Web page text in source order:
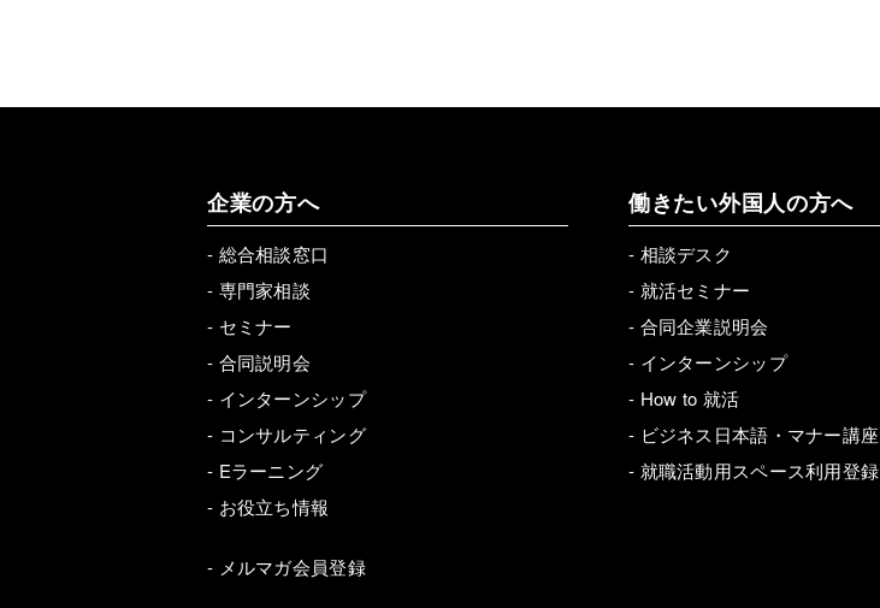
企業の方へ
- 総合相談窓口
- 専門家相談
- セミナー
- 合同説明会
- インターンシップ
- コンサルティング
- Eラーニング
- お役立ち情報
- メルマガ会員登録
働きたい外国人の方へ
- 相談デスク
- 就活セミナー
- 合同企業説明会
- インターンシップ
- How to 就活
- ビジネス日本語・マナー講座
- 就職活動用スペース利用登録